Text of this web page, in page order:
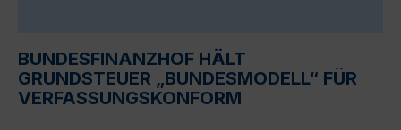
BUNDESFINANZHOF HÄLT
GRUNDSTEUER „BUNDESMODELL“ FÜR
VERFASSUNGSKONFORM